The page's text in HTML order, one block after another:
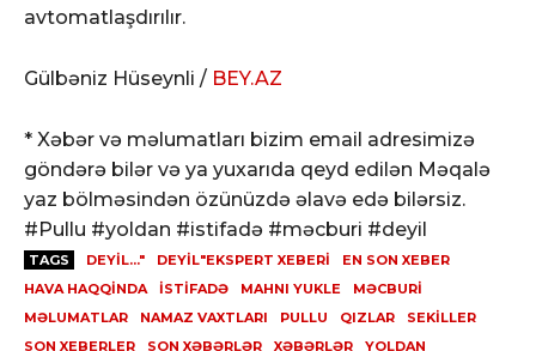
avtomatlaşdırılır.
Gülbəniz Hüseynli / BEY.AZ
* Xəbər və məlumatları bizim email adresimizə
göndərə bilər və ya yuxarıda qeyd edilən Məqalə
yaz bölməsindən özünüzdə əlavə edə bilərsiz.
#Pullu #yoldan #istifadə #məcburi #deyil
TAGS DEYIL..." DEYIL"EKSPERT XEBERI
EN SON XEBER
HAVA HAQQINDA
ISTIFADƏ MAHNI YUKLE
MƏCBURI
MƏLUMATLAR
NAMAZ VAXTLARI PULLU QIZLAR
SEKILLER
SON XEBERLER
SON XƏBƏRLƏR XƏBƏRLƏR YOLDAN